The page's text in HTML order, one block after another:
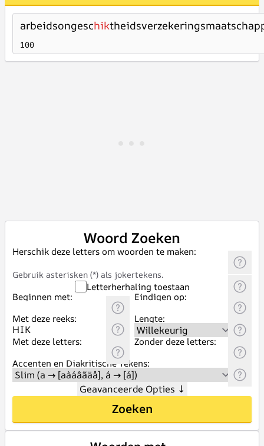
arbeidsongeschik
100
Woord Zoeken
Herschik deze letters om woorden te maken:
Gebruik asterisken (*) als jokertekens.
Letterherhaling toestaan
Beginnen met:
Eindigen op:
Met deze reeks:
Lengte:
Met deze letters:
Zonder deze letters:
Accenten en Diakritische Tekens:
Geavanceerde Opties ↓
Zoeken